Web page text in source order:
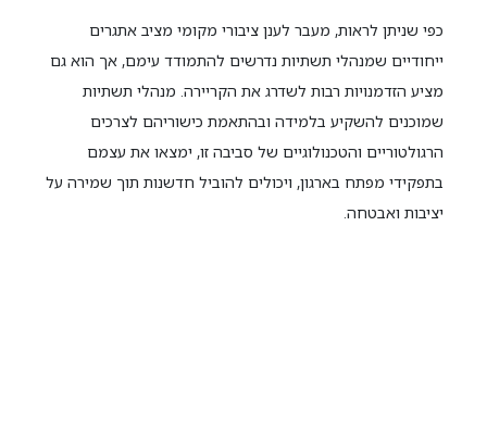
כפי שניתן לראות, מעבר לענן ציבורי מקומי מציב אתגרים
ייחודיים שמנהלי תשתיות נדרשים להתמודד עימם, אך הוא גם
מציע הזדמנויות רבות לשדרג את הקריירה. מנהלי תשתיות
שמוכנים להשקיע בלמידה ובהתאמת כישוריהם לצרכים
הרגולטוריים והטכנולוגיים של סביבה זו, ימצאו את עצמם
בתפקידי מפתח בארגון, ויכולים להוביל חדשנות תוך שמירה על
יציבות ואבטחה.